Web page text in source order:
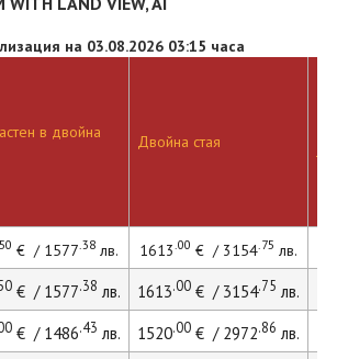
на 03.08.2026 03:15 часа
в двойна
Двойна стая
€ / 1577.38лв. 1613.00 € / 3154.75 лв.
€ / 1577.38 лв. 1613.00€ / 3154.75 лв.
€ / 1486.43 лв. 1520.00€ / 2972.86 лв.